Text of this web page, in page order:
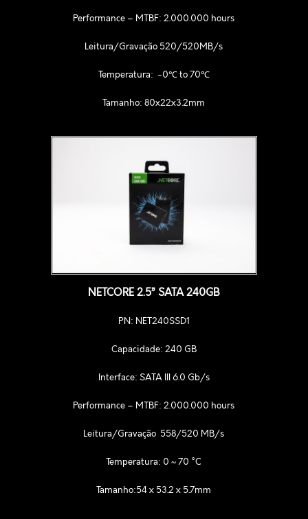
Performance – MTBF: 2.000.000 hours
Leitura/Gravação 520/520MB/s
Temperatura: -0℃ to 70℃
Tamanho: 80x22x3.2mm
NETCORE 2.5” SATA 240GB
PN: NET240SSD1
Capacidade: 240 GB
Interface: SATA III 6.0 Gb/s
Performance – MTBF: 2.000.000 hours
Leitura/Gravação 558/520 MB/s
Temperatura: 0 ~ 70 °C
Tamanho:54 x 53.2 x 5.7mm